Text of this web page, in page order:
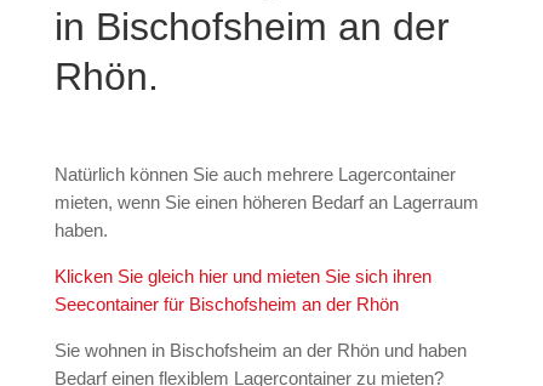
in Bischofsheim an der
Rhön.
Natürlich können Sie auch mehrere Lagercontainer
mieten, wenn Sie einen höheren Bedarf an Lagerraum
haben.
Klicken Sie gleich hier und mieten Sie sich ihren
Seecontainer für Bischofsheim an der Rhön
Sie wohnen in Bischofsheim an der Rhön und haben
Bedarf einen flexiblem Lagercontainer zu mieten?